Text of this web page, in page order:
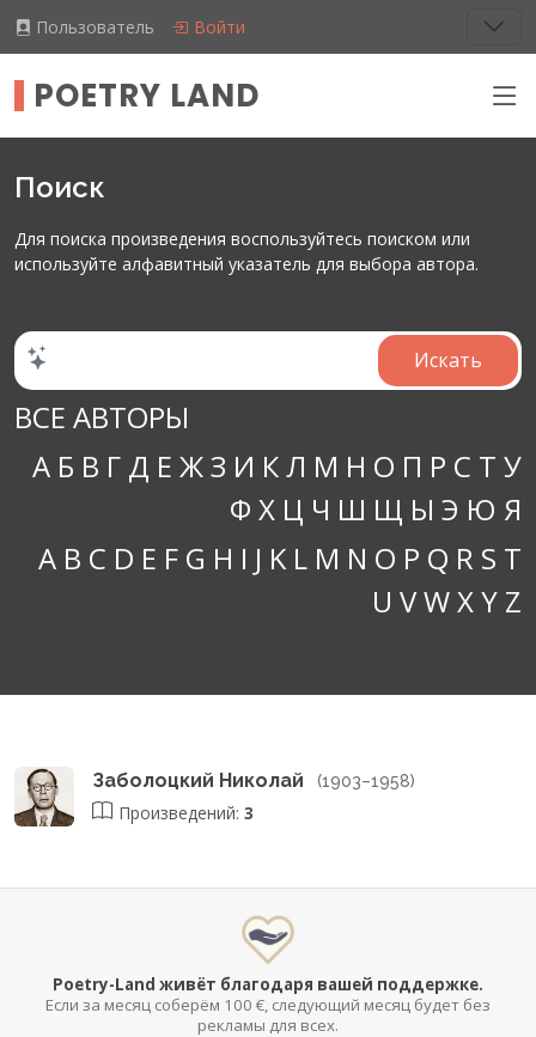
Пользователь Войти
POETRY LAND
Поиск
Для поиска произведения воспользуйтесь поиском или
используйте алфавитный указатель для выбора автора.
ВСЕ АВТОРЫ
А Б В Г Д Е ЖЗ И КЛ М Н О П Р С Т У
Ф Х Ц Ч Ш Щ Ы Э Ю Я
A B C D E F G H I J K L M N O P Q R S T
U VWX Y Z
Заболоцкий Николай (1903–1958)
Произведений: 3
Poetry-Land живёт благодаря вашей поддержке.
Если за месяц соберём 100 €, следующий месяц будет без
рекламы для всех.